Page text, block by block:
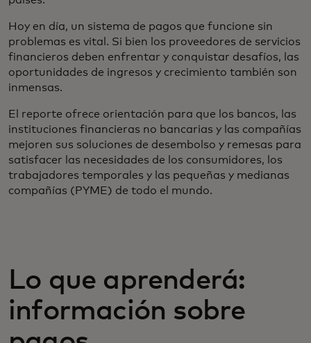
Hoy en día, un sistema de pagos que funcione sin
problemas es vital. Si bien los proveedores de servicios
financieros deben enfrentar y conquistar desafíos, las
oportunidades de ingresos y crecimiento también son
inmensas.
El reporte ofrece orientación para que los bancos, las
instituciones financieras no bancarias y las compañías
mejoren sus soluciones de desembolso y remesas para
satisfacer las necesidades de los consumidores, los
trabajadores temporales y las pequeñas y medianas
compañías (PYME) de todo el mundo.
Lo que aprenderá:
información sobre